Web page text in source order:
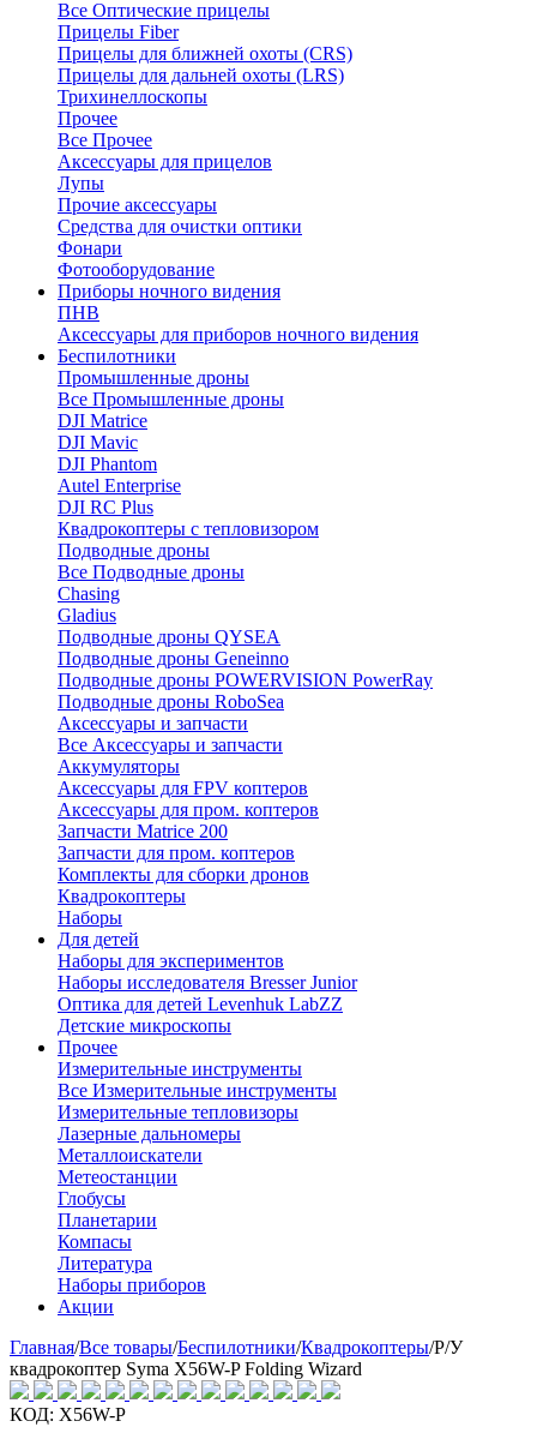
Все Оптические прицелы
Прицелы Fiber
Прицелы для ближней охоты (CRS)
Прицелы для дальней охоты (LRS)
Трихинеллоскопы
Прочее
Все Прочее
Аксессуары для прицелов
Лупы
Прочие аксессуары
Средства для очистки оптики
Фонари
Фотооборудование
Приборы ночного видения
ПНВ
Аксессуары для приборов ночного видения
Беспилотники
Промышленные дроны
Все Промышленные дроны
DJI Matrice
DJI Mavic
DJI Phantom
Autel Enterprise
DJI RC Plus
Квадрокоптеры с тепловизором
Подводные дроны
Все Подводные дроны
Chasing
Gladius
Подводные дроны QYSEA
Подводные дроны Geneinno
Подводные дроны POWERVISION PowerRay
Подводные дроны RoboSea
Аксессуары и запчасти
Все Аксессуары и запчасти
Аккумуляторы
Аксессуары для FPV коптеров
Аксессуары для пром. коптеров
Запчасти Matrice 200
Запчасти для пром. коптеров
Комплекты для сборки дронов
Квадрокоптеры
Наборы
Для детей
Наборы для экспериментов
Наборы исследователя Bresser Junior
Оптика для детей Levenhuk LabZZ
Детские микроскопы
Прочее
Измерительные инструменты
Все Измерительные инструменты
Измерительные тепловизоры
Лазерные дальномеры
Металлоискатели
Метеостанции
Глобусы
Планетарии
Компасы
Литература
Наборы приборов
Акции
Главная/Все товары/Беспилотники/Квадрокоптеры/Р/У
квадрокоптер Syma X56W-P Folding Wizard
КОД: X56W-P